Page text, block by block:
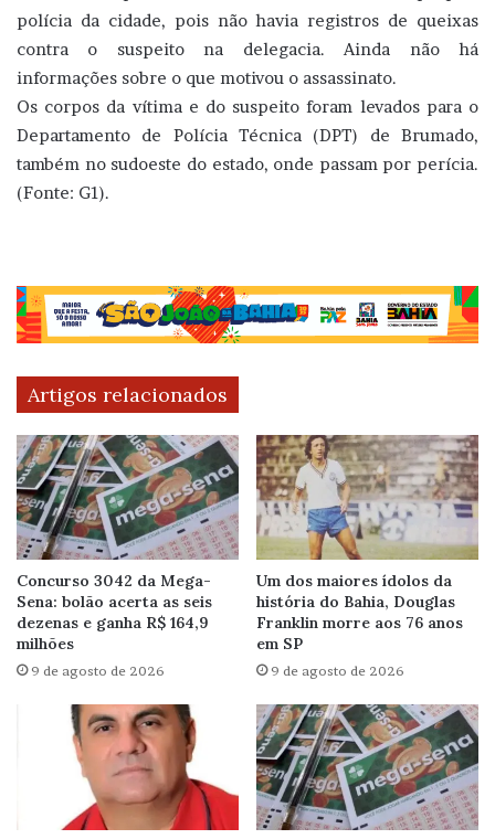
polícia da cidade, pois não havia registros de queixas
contra o suspeito na delegacia. Ainda não há
informações sobre o que motivou o assassinato.
Os corpos da vítima e do suspeito foram levados para o
Departamento de Polícia Técnica (DPT) de Brumado,
também no sudoeste do estado, onde passam por perícia.
(Fonte: G1).
Artigos relacionados
Concurso 3042 da Mega-
Sena: bolão acerta as seis
dezenas e ganha R$ 164,9
milhões
9 de agosto de 2026
Um dos maiores ídolos da
história do Bahia, Douglas
Franklin morre aos 76 anos
em SP
9 de agosto de 2026